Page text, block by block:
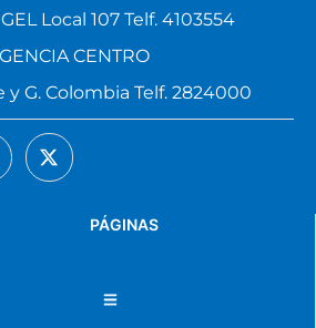
PÁGINAS
Local 107 Telf. 4103554
CENTRO
y G. Colombia Telf. 2824000